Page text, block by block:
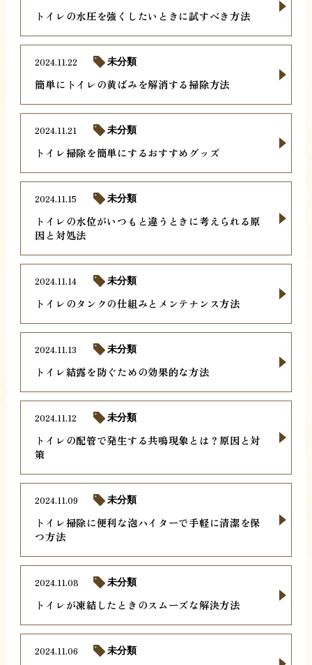
トイレの水圧を強くしたいときに試すべき方法
簡単にトイレの黄ばみを解消する掃除方法
2024.11.22 未分類
トイレ掃除を簡単にするおすすめグッズ
2024.11.21 未分類
トイレの水位がいつもと違うときに考えられる原
因と対処法
2024.11.15 未分類
トイレのタンクの仕組みとメンテナンス方法
2024.11.14 未分類
トイレ結露を防ぐための効果的な方法
2024.11.13 未分類
トイレの配管で発生する共鳴現象とは？原因と対
策
2024.11.12 未分類
トイレ掃除に便利な泡ハイターで手軽に清潔を保
つ方法
2024.11.09 未分類
トイレが凍結したときのスムーズな解決方法
2024.11.08 未分類
2024.11.06 未分類